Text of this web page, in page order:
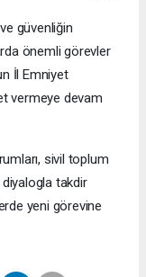
güvenliğin
önemli görevler
İl Emniyet
vermeye devam
sivil toplum
diyalogla takdir
yeni görevine